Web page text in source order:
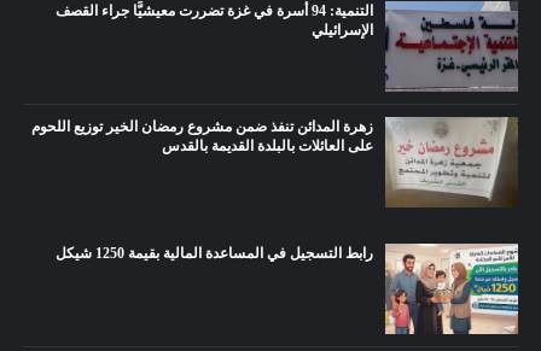
التنمية: 94 أسرة في غزة تضررت معيشيًّا جراء القصف
الإسرائيلي
زهرة المدائن تنفذ ضمن مشروع رمضان الخير توزيع اللحوم
على العائلات بالبلدة القديمة بالقدس
رابط التسجيل في المساعدة المالية بقيمة 1250 شيكل